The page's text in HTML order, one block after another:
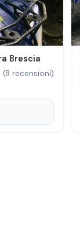
Brescia
(8 recensioni)